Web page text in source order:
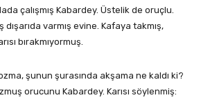
çalışmış Kabardey. Üstelik de oruçlu.
varmış evine. Kafaya takmış,
bırakmıyormuş.
şunun şurasında akşama ne kaldı ki?
orucunu Kabardey. Karısı söylenmiş: